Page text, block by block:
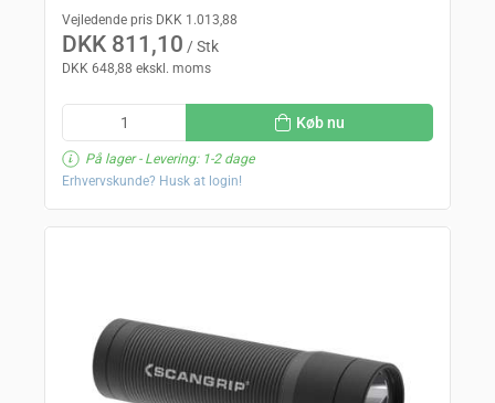
Vejledende pris DKK 1.013,88
DKK 811,10 / Stk
DKK 648,88 ekskl. moms
Køb nu
På lager- Levering: 1-2 dage
Erhvervskunde? Husk at login!